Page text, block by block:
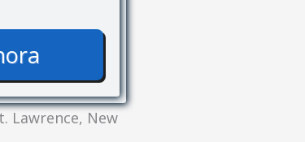
Lawrence, New